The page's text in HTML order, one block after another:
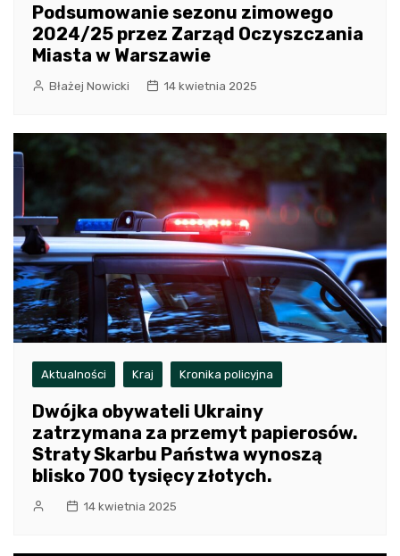
Podsumowanie sezonu zimowego
2024/25 przez Zarząd Oczyszczania
Miasta w Warszawie
Błażej Nowicki 14 kwietnia 2025
Aktualności Kraj Kronika policyjna
Dwójka obywateli Ukrainy
zatrzymana za przemyt papierosów.
Straty Skarbu Państwa wynoszą
blisko 700 tysięcy złotych.
14 kwietnia 2025